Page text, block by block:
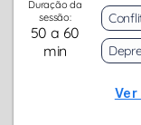
Duração da
sessão:
50 a 60
min
Ver